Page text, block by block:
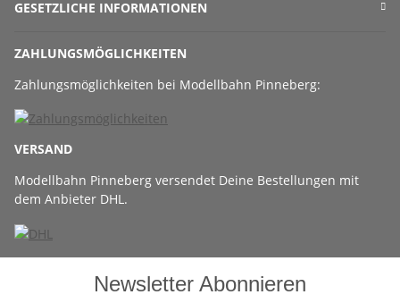
GESETZLICHE INFORMATIONEN
ZAHLUNGSMÖGLICHKEITEN
Zahlungsmöglichkeiten bei Modellbahn Pinneberg:
VERSAND
Modellbahn Pinneberg versendet Deine Bestellungen mit
dem Anbieter DHL.
Newsletter Abonnieren